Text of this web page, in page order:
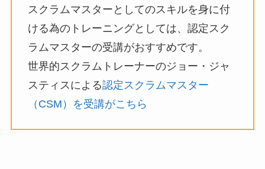
スクラムマスターとしてのスキルを身に付
ける為のトレーニングとしては、認定スク
ラムマスターの受講がおすすめです。
世界的スクラムトレーナーのジョー・ジャ
スティスによる認定スクラムマスター
（CSM）を受講がこちら